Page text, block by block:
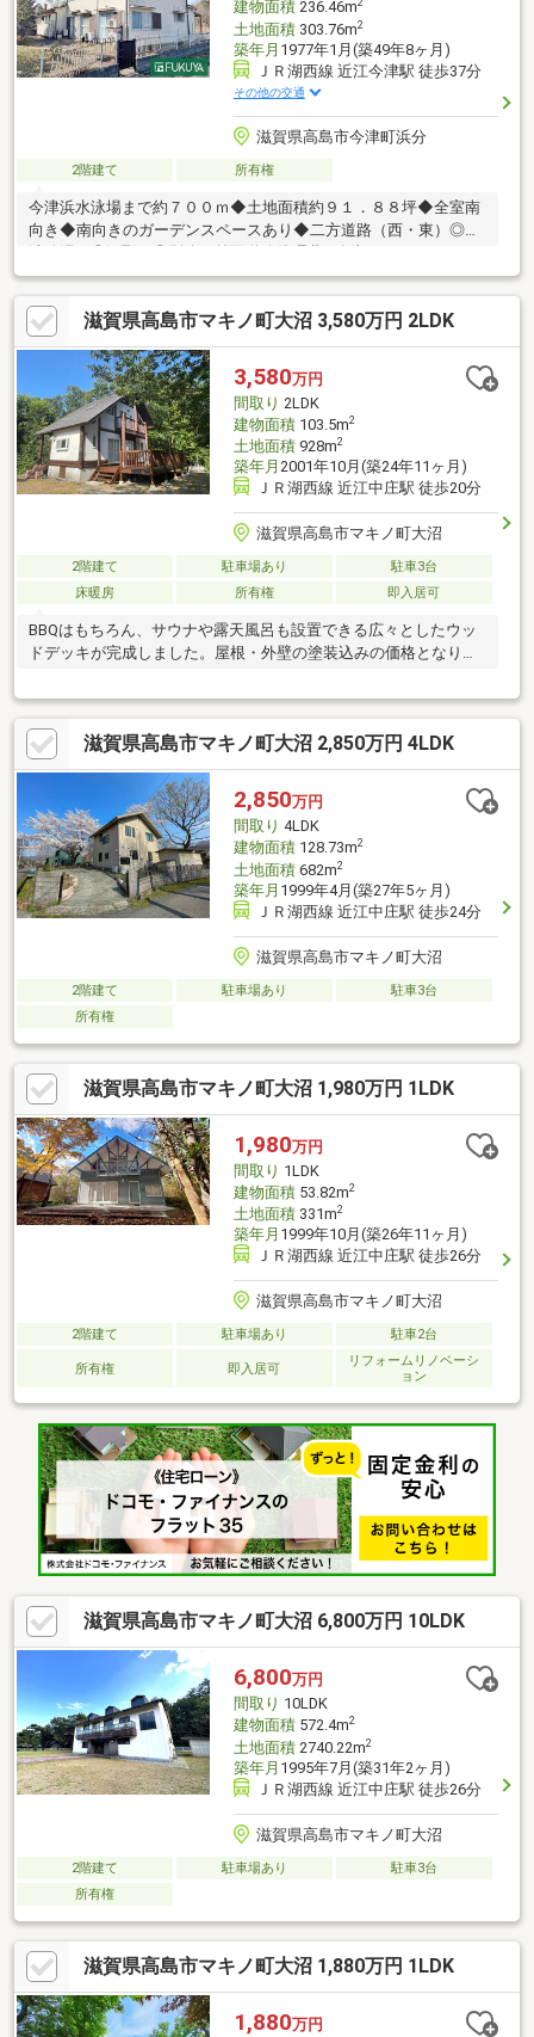
建物面積236.46m2
土地面積303.76m2
築年月 1977年1月(築49年8ヶ月)
ＪＲ湖西線 近江今津駅 徒歩37分
その他の交通
滋賀県高島市今津町浜分
2階建て 所有権
今津浜水泳場まで約７００ｍ◆土地面積約９１．８８坪◆全室南
向き◆南向きのガーデンスペースあり◆二方道路（西・東）◎灯
要す◎建築月不詳の為、課税開始当年の１月と記載しています
滋賀県高島市マキノ町大沼 3,580万円 2LDK
3,580万円
間取り 2LDK
建物面積103.5m2
土地面積928m2
築年月 2001年10月(築24年11ヶ月)
ＪＲ湖西線 近江中庄駅 徒歩20分
滋賀県高島市マキノ町大沼
2階建て 駐車場あり
駐車3台
床暖房
所有権 即入居可
BBQはもちろん、サウナや露天風呂も設置できる広々としたウッ
ドデッキが完成しました。屋根・外壁の塗装込みの価格となりま
滋賀県高島市マキノ町大沼 2,850万円 4LDK
2,850万円
間取り 4LDK
建物面積128.73m2
土地面積682m2
築年月 1999年4月(築27年5ヶ月)
ＪＲ湖西線 近江中庄駅 徒歩24分
滋賀県高島市マキノ町大沼
2階建て 駐車場あり
駐車3台
所有権
滋賀県高島市マキノ町大沼 1,980万円 1LDK
1,980万円
間取り 1LDK
建物面積53.82m2
土地面積331m2
築年月 1999年10月(築26年11ヶ月)
ＪＲ湖西線 近江中庄駅 徒歩26分
滋賀県高島市マキノ町大沼
2階建て 駐車場あり 駐車2台
所有権 即入居可
リフォームリノベーシ
ョン
滋賀県高島市マキノ町大沼 6,800万円 10LDK
6,800万円
間取り 10LDK
建物面積572.4m2
土地面積2740.22m2
築年月 1995年7月(築31年2ヶ月)
ＪＲ湖西線 近江中庄駅 徒歩26分
滋賀県高島市マキノ町大沼
2階建て 駐車場あり
駐車3台
所有権
滋賀県高島市マキノ町大沼 1,880万円 1LDK
1,880万円